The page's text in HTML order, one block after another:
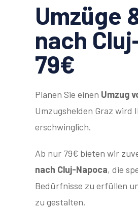
Umzüge
nach
79€
Planen Sie einen Umzug
Umzugshelden Graz
erschwinglich.
Ab nur 79€ bieten wir
nach Cluj-Napoca, die
Bedürfnisse zu erfüllen
zu gestalten.